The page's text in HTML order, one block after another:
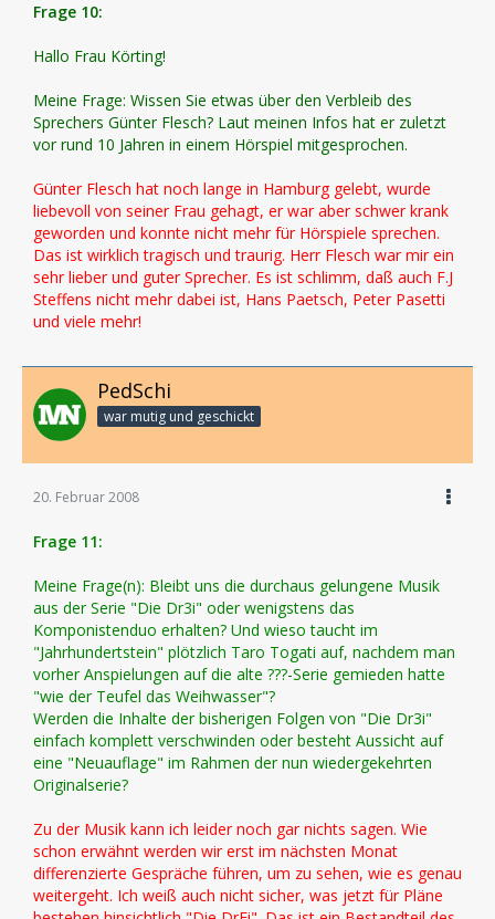
Frage 10:
Hallo Frau Körting!
Meine Frage: Wissen Sie etwas über den Verbleib des
Sprechers Günter Flesch? Laut meinen Infos hat er zuletzt
vor rund 10 Jahren in einem Hörspiel mitgesprochen.
Günter Flesch hat noch lange in Hamburg gelebt, wurde
liebevoll von seiner Frau gehagt, er war aber schwer krank
geworden und konnte nicht mehr für Hörspiele sprechen.
Das ist wirklich tragisch und traurig. Herr Flesch war mir ein
sehr lieber und guter Sprecher. Es ist schlimm, daß auch F.J
Steffens nicht mehr dabei ist, Hans Paetsch, Peter Pasetti
und viele mehr!
PedSchi
war mutig und geschickt
20. Februar 2008
Frage 11:
Meine Frage(n): Bleibt uns die durchaus gelungene Musik
aus der Serie "Die Dr3i" oder wenigstens das
Komponistenduo erhalten? Und wieso taucht im
"Jahrhundertstein" plötzlich Taro Togati auf, nachdem man
vorher Anspielungen auf die alte ???-Serie gemieden hatte
"wie der Teufel das Weihwasser"?
Werden die Inhalte der bisherigen Folgen von "Die Dr3i"
einfach komplett verschwinden oder besteht Aussicht auf
eine "Neuauflage" im Rahmen der nun wiedergekehrten
Originalserie?
Zu der Musik kann ich leider noch gar nichts sagen. Wie
schon erwähnt werden wir erst im nächsten Monat
differenzierte Gespräche führen, um zu sehen, wie es genau
weitergeht. Ich weiß auch nicht sicher, was jetzt für Pläne